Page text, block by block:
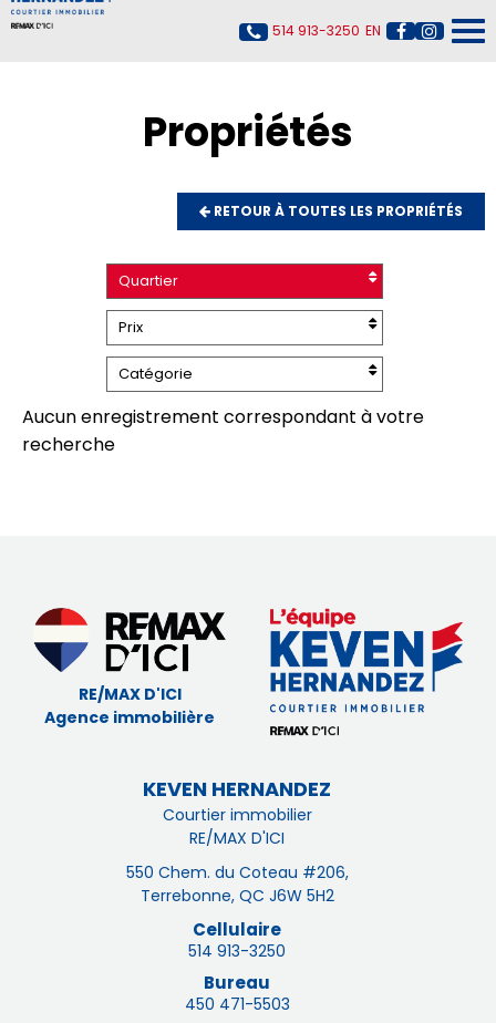
514 913-3250 EN
Propriétés
RETOUR À TOUTES LES PROPRIÉTÉS
Quartier
Prix
Catégorie
Aucun enregistrement correspondant à votre
recherche
RE/MAX D'ICI
Agence immobilière
KEVEN HERNANDEZ
Courtier immobilier
RE/MAX D'ICI
550 Chem. du Coteau #206,
Terrebonne, QC J6W 5H2
Cellulaire
514 913-3250
Bureau
450 471-5503